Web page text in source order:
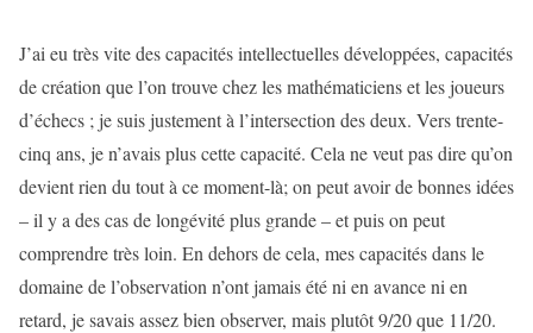
J’ai eu très vite des capacités intellectuelles développées, capacités
de création que l’on trouve chez les mathématiciens et les joueurs
d’échecs ; je suis justement à l’intersection des deux. Vers trente-
cinq ans, je n’avais plus cette capacité. Cela ne veut pas dire qu’on
devient rien du tout à ce moment-là; on peut avoir de bonnes idées
– il y a des cas de longévité plus grande – et puis on peut
comprendre très loin. En dehors de cela, mes capacités dans le
domaine de l’observation n’ont jamais été ni en avance ni en
retard, je savais assez bien observer, mais plutôt 9/20 que 11/20.